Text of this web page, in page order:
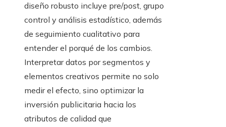
diseño robusto incluye pre/post, grupo
control y análisis estadístico, además
de seguimiento cualitativo para
entender el porqué de los cambios.
Interpretar datos por segmentos y
elementos creativos permite no solo
medir el efecto, sino optimizar la
inversión publicitaria hacia los
atributos de calidad que